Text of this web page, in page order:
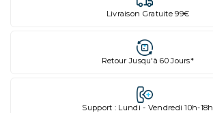
Livraison Gratuite 99€
Retour Jusqu'à 60 Jours*
Support : Lundi - Vendredi 10h-18h